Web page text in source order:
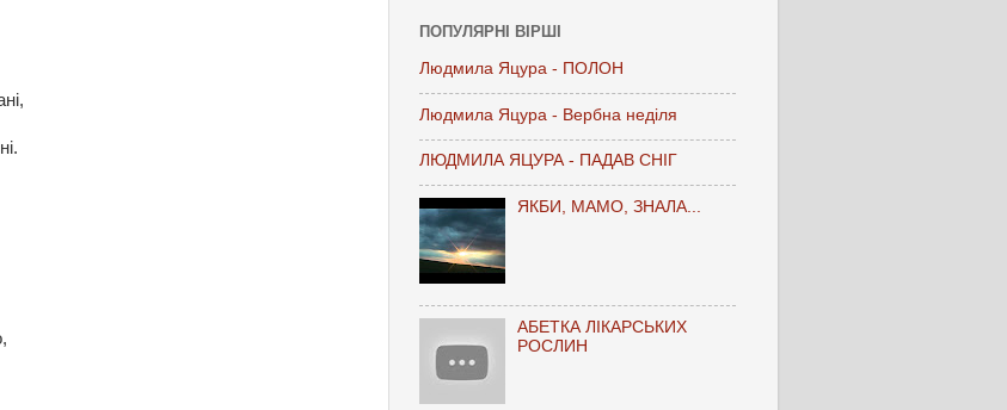
ПОПУЛЯРНІ ВІРШІ
Людмила Яцура - ПОЛОН
Людмила Яцура - Вербна неділя
ЛЮДМИЛА ЯЦУРА - ПАДАВ СНІГ
ЯКБИ, МАМО, ЗНАЛА...
АБЕТКА ЛІКАРСЬКИХ
РОСЛИН